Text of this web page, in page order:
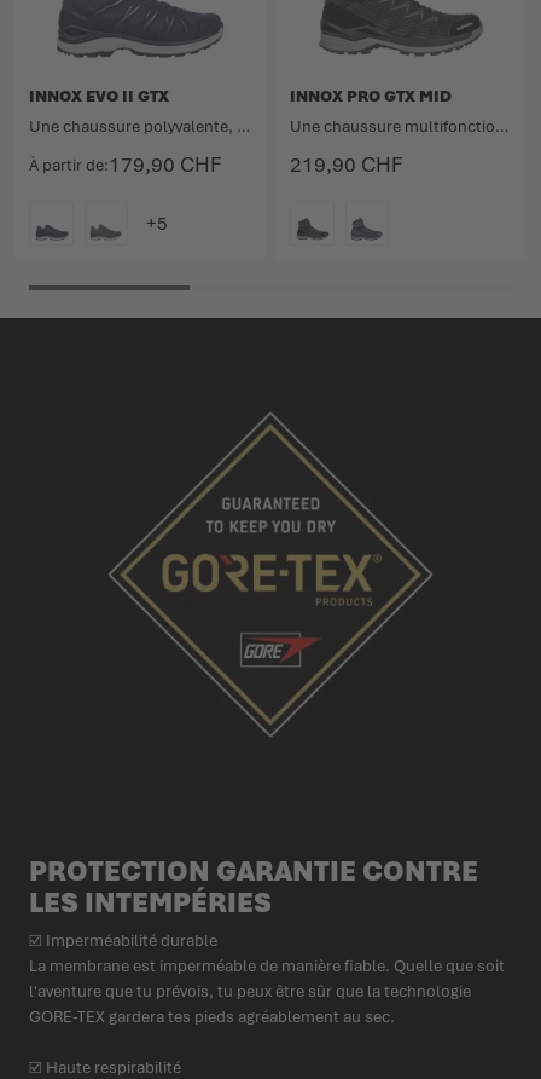
À partir de 179,90 CHF
INNOX EVO II GTX
Une chaussure polyvalente, légère et dynamique pour une flexibilité maximale.
219,90 CHF
INNOX PRO GTX MID
Une chaussure multifonction pour les activités sportives en plein air.
PROTECTION GARANTIE CONTRE
LES INTEMPÉRIES
☑ Imperméabilité durable
La membrane est imperméable de manière fiable. Quelle que soit
l'aventure que tu prévois, tu peux être sûr que la technologie
GORE-TEX gardera tes pieds agréablement au sec.
☑ Haute respirabilité